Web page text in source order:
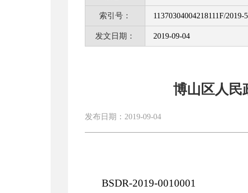
索引号： 11370304004218111F/2019-
发文日期： 2019-09-04
博山区人民
发布日期：2019-09-04
BSDR-2019-0010001